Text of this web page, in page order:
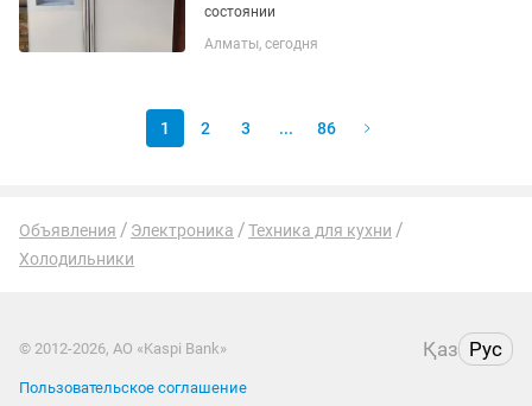
состоянии
Алматы, сегодня
1 2 3 ... 86
Объявления Электроника
Техника для кухни
Холодильники
© 2012-2026, АО «Kaspi Bank» Қаз Рус
Пользовательское соглашение